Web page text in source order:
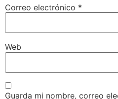
Correo electrónico *
Web
Guarda mi nombre, correo